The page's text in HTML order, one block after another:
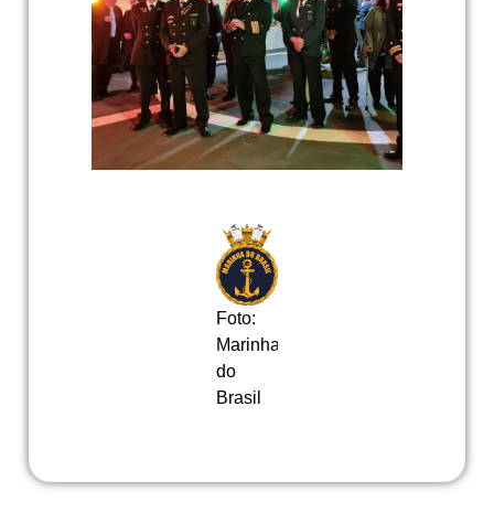
Foto:
Marinha
do
Brasil